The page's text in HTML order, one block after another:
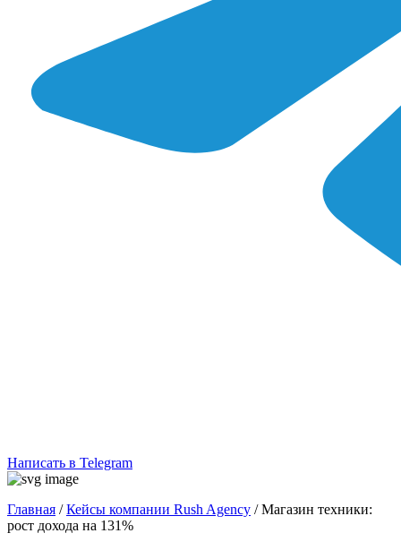
Написать в Telegram
Главная /Кейсы компании Rush Agency /Магазин техники:
рост дохода на 131%